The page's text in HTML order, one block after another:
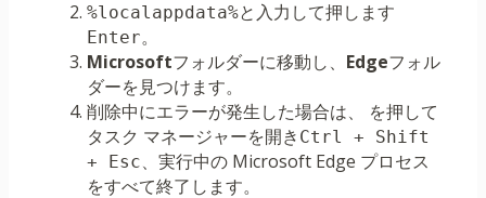
%localappdata%と入力して押します
Enter。
Microsoftフォルダーに移動し、 Edgeフォル
ダーを見つけます。
削除中にエラーが発生した場合は、 を押して
タスク マネージャーを開き Ctrl + Shift
+ Esc、実行中の Microsoft Edge プロセス
をすべて終了します。